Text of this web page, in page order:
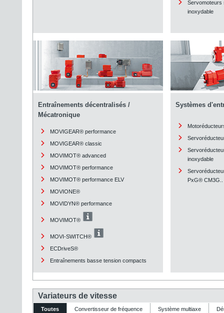
Servomoteurs
inoxydable
Entraînements décentralisés /
Mécatronique
MOVIGEAR® performance
MOVIGEAR® classic
MOVIMOT® advanced
MOVIMOT® performance
MOVIMOT® performance ELV
MOVIONE®
MOVIDYN® performance
MOVIMOT®
MOVI-SWITCH®
ECDriveS®
Entraînements basse tension compacts
Systèmes
inoxydable
PxG® CM3G..
Variateurs de vitesse
Toutes Convertisseur de fréquence Système multiaxe